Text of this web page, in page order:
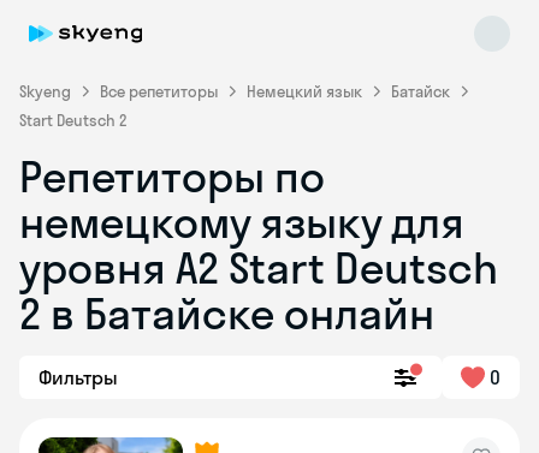
Skyeng Все репетиторы Немецкий язык
Батайск
Start Deutsch 2
Репетиторы по
немецкому языку для
уровня A2 Start Deutsch
2 в Батайске онлайн
Фильтры 0
Skyeng Chat